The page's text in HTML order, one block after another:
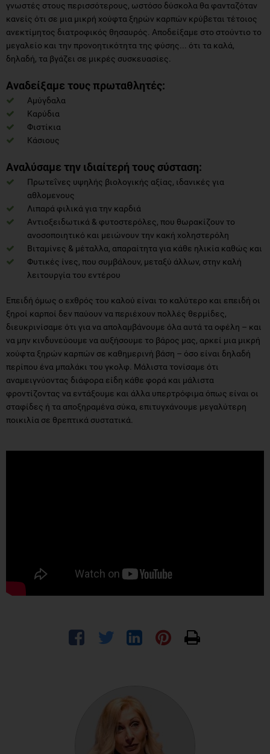
γνωστές στους περισσότερους, ωστόσο δύσκολα θα φανταζόταν
κανείς ότι σε μια μικρή χούφτα ξηρών καρπών κρύβεται τέτοιος
ανεκτίμητος διατροφικός θησαυρός. Αποδείξαμε στο στούντιο το
μεγαλείο και την προνοητικότητα της φύσης... ότι τα καλά,
δηλαδή, τα βγάζει σε μικρές συσκευασίες.
Αναδείξαμε τους πρωταθλητές:
Αμύγδαλα
Καρύδια
Φιστίκια
Κάσιους
Αναλύσαμε την ιδιαίτερή τους σύσταση:
Πρωτεΐνες υψηλής βιολογικής αξίας, ιδανικές για
αθλομενους
Λιπαρά φιλικά για την καρδιά
Αντιοξειδωτικά & φυτοστερόλες, που θωρακίζουν το
ανοσοποιητικό και μειώνουν την κακή χοληστερόλη
Βιταμίνες & μέταλλα, απαραίτητα για κάθε ηλικία καθώς και
Φυτικές ίνες, που συμβάλουν, μεταξύ άλλων, στην καλή
λειτουργία του εντέρου
Επειδή όμως ο εχθρός του καλού είναι το καλύτερο και επειδή οι
ξηροί καρποί δεν παύουν να περιέχουν πολλές θερμίδες,
διευκρινίσαμε ότι για να απολαμβάνουμε όλα αυτά τα οφέλη – και
να μην κινδυνεύουμε να αυξήσουμε το βάρος μας, αρκεί μια μικρή
χούφτα ξηρών καρπών σε καθημερινή βάση – όσο είναι δηλαδή
περίπου ένα μπαλάκι του γκολφ. Μάλιστα τονίσαμε ότι
αναμειγνύοντας διάφορα είδη κάθε φορά και μάλιστα
φροντίζοντας να εντάξουμε και άλλα υπερτρόφιμα όπως είναι οι
σταφίδες ή τα αποξηραμένα σύκα, επιτυγχάνουμε μεγαλύτερη
ποικιλία σε θρεπτικά συστατικά.